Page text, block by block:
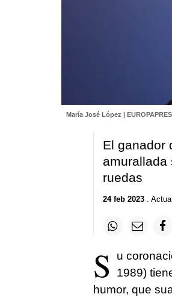
María José López |
El ganador
amurallada
ruedas
24 feb 2023.
S u
1989)
humor, que